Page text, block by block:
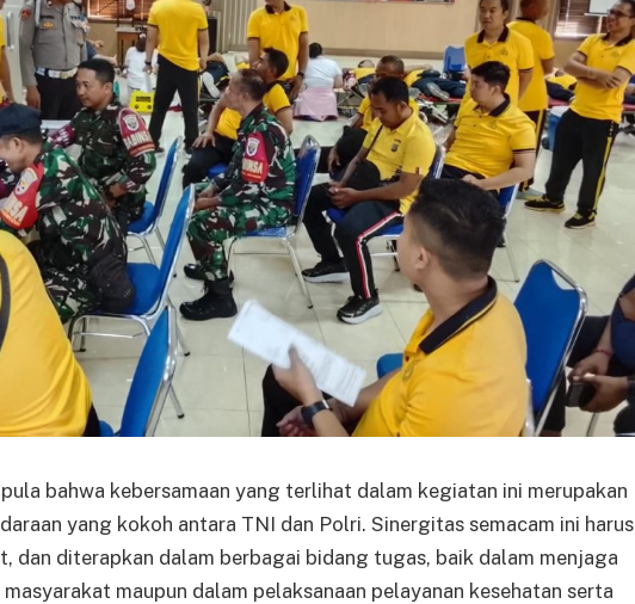
bahwa kebersamaan yang terlihat dalam kegiatan ini merupakan
yang kokoh antara TNI dan Polri. Sinergitas semacam ini harus
dan diterapkan dalam berbagai bidang tugas, baik dalam menjaga
maupun dalam pelaksanaan pelayanan kesehatan serta